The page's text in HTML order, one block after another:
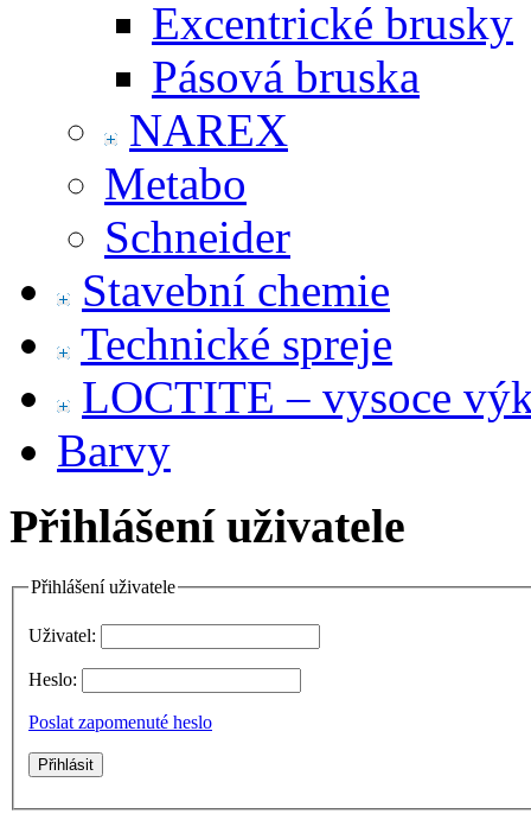
Excentrické brusky
Pásová bruska
NAREX
Metabo
Schneider
Stavební chemie
Technické spreje
LOCTITE – vysoce
Barvy
Přihlášení uživatele
Přihlášení uživatele
Uživatel:
Heslo:
Poslat zapomenuté heslo